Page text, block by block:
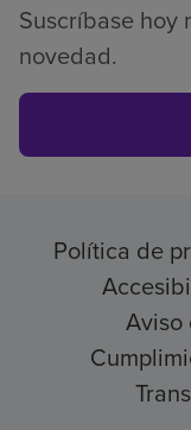
Suscríbase hoy
novedad.
Política de
Aviso